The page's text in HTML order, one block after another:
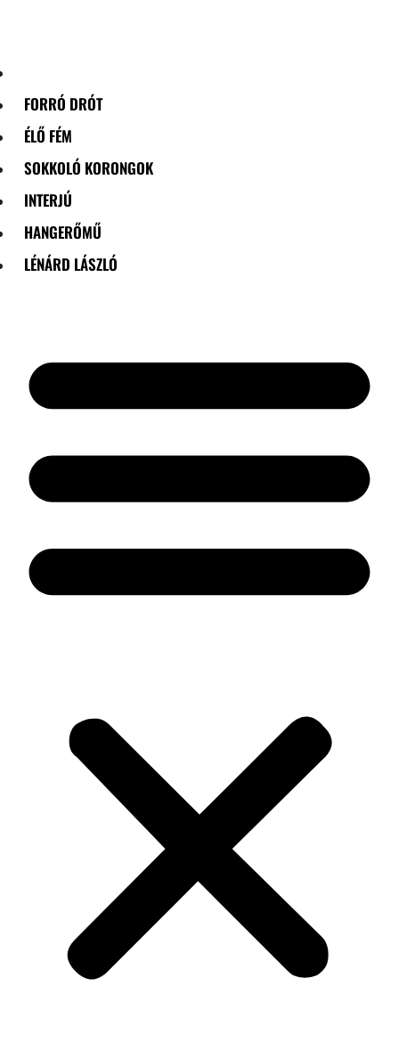
FORRÓ DRÓT
ÉLŐ FÉM
SOKKOLÓ KORONGOK
INTERJÚ
HANGERŐMŰ
LÉNÁRD LÁSZLÓ